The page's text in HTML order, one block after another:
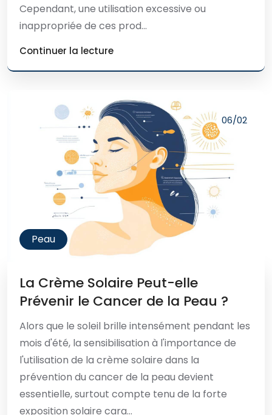
Cependant, une utilisation excessive ou
inappropriée de ces prod...
Continuer la lecture
06/02
Peau
La Crème Solaire Peut-elle
Prévenir le Cancer de la Peau ?
Alors que le soleil brille intensément pendant les
mois d'été, la sensibilisation à l'importance de
l'utilisation de la crème solaire dans la
prévention du cancer de la peau devient
essentielle, surtout compte tenu de la forte
exposition solaire cara...